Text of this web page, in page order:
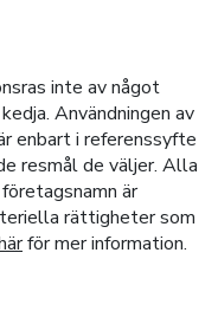
inte av något
Användningen av
enbart i referenssyfte
resmål de väljer. Alla
är
rättigheter som
för mer information.